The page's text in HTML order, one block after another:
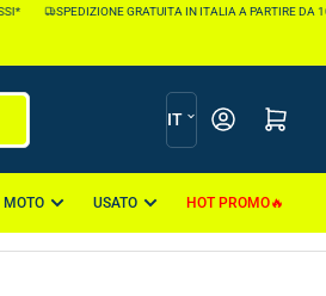
SPEDIZIONE GRATUITA IN ITALIA A PARTIRE DA
L
i
n
u
IT Apri il mini
MOTO USATO HOT PROMO